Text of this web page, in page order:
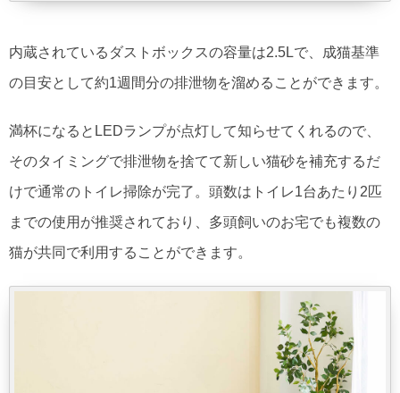
内蔵されているダストボックスの容量は2.5Lで、成猫基準
の目安として約1週間分の排泄物を溜めることができます。
満杯になるとLEDランプが点灯して知らせてくれるので、
そのタイミングで排泄物を捨てて新しい猫砂を補充するだ
けで通常のトイレ掃除が完了。頭数はトイレ1台あたり2匹
までの使用が推奨されており、多頭飼いのお宅でも複数の
猫が共同で利用することができます。